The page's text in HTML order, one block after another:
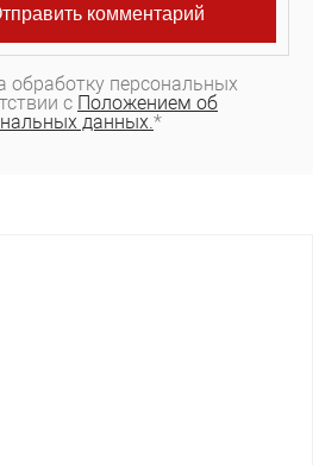
обработку персональных
с Положением об
данных.*